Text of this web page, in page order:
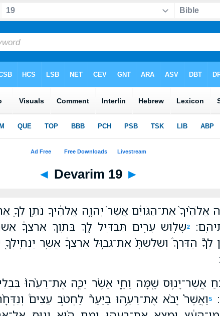
◄ Devarim 19 ►
אֱלֹהֶ֙יךָ֙ אֶת־הַגֹּויִ֔ם אֲשֶׁר֙ יְהוָ֣ה אֱלֹהֶ֔יךָ נֹתֵ֥ן לְךָ֖
2שָׁלֹ֥ושׁ עָרִ֖ים תַּבְדִּ֣יל לָ֑ךְ בְּתֹ֣וךְ אַרְצְךָ֔
לְךָ֮ הַדֶּרֶךְ֒ וְשִׁלַּשְׁתָּ֙ אֶת־גְּב֣וּל אַרְצְךָ֔ אֲשֶׁ֥ר יַנְחִֽילְךָ֖
אֲשֶׁר־יָנ֥וּס שָׁ֖מָּה וָחָ֑י אֲשֶׁ֨ר יַכֶּ֤ה אֶת־רֵעֵ֙הוּ֙
5 וַאֲשֶׁר֩ יָבֹ֨א אֶת־רֵעֵ֥הוּ בַיַּעַר֮ לַחְטֹ֣ב עֵצִים֒